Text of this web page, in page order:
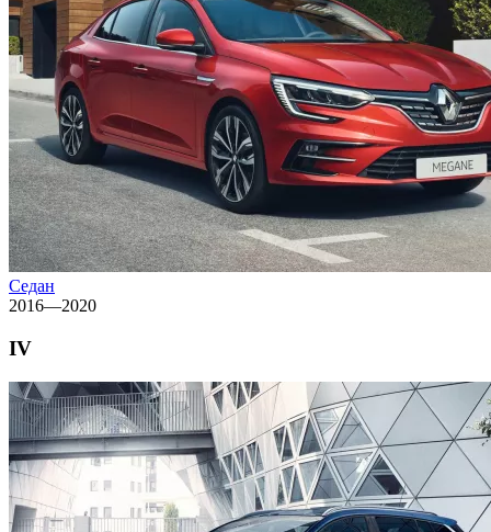
Седан
2016—2020
IV